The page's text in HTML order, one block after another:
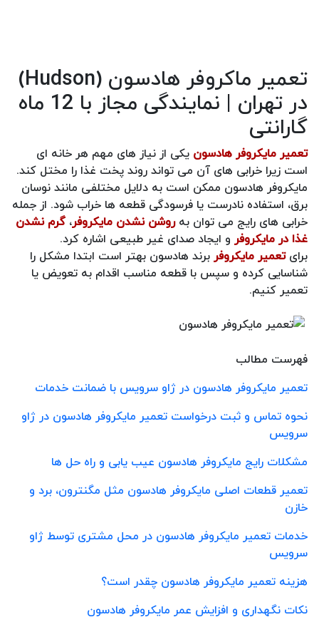
تعمیر ماکروفر هادسون (Hudson)
در تهران | نمایندگی مجاز با 12 ماه
گارانتی
تعمیر مایکروفر هادسون یکی از نیاز های مهم هر خانه ای
است زیرا خرابی های آن می تواند روند پخت غذا را مختل کند.
مایکروفر هادسون ممکن است به دلایل مختلفی مانند نوسان
برق، استفاده نادرست یا فرسودگی قطعه ها خراب شود. از جمله
خرابی های رایج می توان بهروشن نشدن مایکروفر،گرم نشدن
غذا در مایکروفر و ایجاد صدای غیر طبیعی اشاره کرد.
برایتعمیر مایکروفربرند هادسون بهتر است ابتدا مشکل را
شناسایی کرده و سپس با قطعه مناسب اقدام به تعویض یا
تعمیر کنیم.
فهرست مطالب
تعمیر مایکروفر هادسون در ژاو سرویس با ضمانت خدمات
نحوه تماس و ثبت درخواست تعمیر مایکروفر هادسون در ژاو
سرویس
مشکلات رایج مایکروفر هادسون عیب یابی و راه حل ها
تعمیر قطعات اصلی مایکروفر هادسون مثل مگنترون، برد و
خازن
خدمات تعمیر مایکروفر هادسون در محل مشتری توسط ژاو
سرویس
هزینه تعمیر مایکروفر هادسون چقدر است؟
نکات نگهداری و افزایش عمر مایکروفر هادسون